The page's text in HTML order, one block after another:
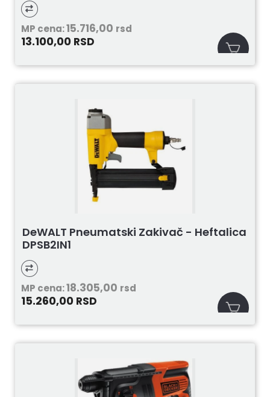
MP cena:15.716,00 rsd
13.100,00 RSD
DeWALT Pneumatski Zakivač - Heftalica
DPSB2IN1
MP cena:18.305,00 rsd
15.260,00 RSD